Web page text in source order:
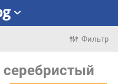
Фильтр
серебристый